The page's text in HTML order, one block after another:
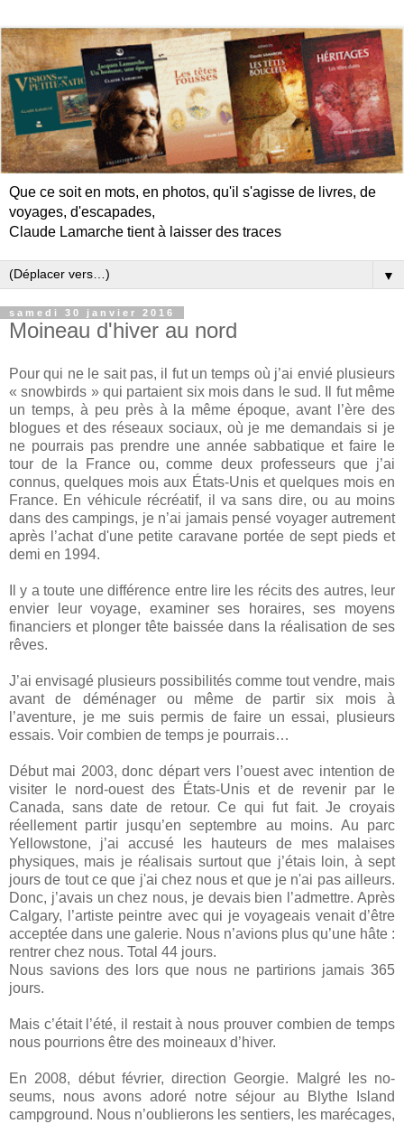
Que ce soit en mots, en photos, qu'il s'agisse de livres, de
voyages, d'escapades,
Claude Lamarche tient à laisser des traces
▼
samedi 30 janvier 2016
Moineau d'hiver au nord
Pour qui ne le sait pas, il fut un temps où j’ai envié plusieurs
« snowbirds » qui partaient six mois dans le sud. Il fut même
un temps, à peu près à la même époque, avant l’ère des
blogues et des réseaux sociaux, où je me demandais si je
ne pourrais pas prendre une année sabbatique et faire le
tour de la France ou, comme deux professeurs que j’ai
connus, quelques mois aux États-Unis et quelques mois en
France. En véhicule récréatif, il va sans dire, ou au moins
dans des campings, je n’ai jamais pensé voyager autrement
après l’achat d'une petite caravane portée de sept pieds et
demi en 1994.
Il y a toute une différence entre lire les récits des autres, leur
envier leur voyage, examiner ses horaires, ses moyens
financiers et plonger tête baissée dans la réalisation de ses
rêves.
J’ai envisagé plusieurs possibilités comme tout vendre, mais
avant de déménager ou même de partir six mois à
l’aventure, je me suis permis de faire un essai, plusieurs
essais. Voir combien de temps je pourrais…
Début mai 2003, donc départ vers l’ouest avec intention de
visiter le nord-ouest des États-Unis et de revenir par le
Canada, sans date de retour. Ce qui fut fait. Je croyais
réellement partir jusqu’en septembre au moins. Au parc
Yellowstone, j’ai accusé les hauteurs de mes malaises
physiques, mais je réalisais surtout que j’étais loin, à sept
jours de tout ce que j'ai chez nous et que je n'ai pas ailleurs.
Donc, j’avais un chez nous, je devais bien l’admettre. Après
Calgary, l’artiste peintre avec qui je voyageais venait d’être
acceptée dans une galerie. Nous n’avions plus qu’une hâte :
rentrer chez nous. Total 44 jours.
Nous savions des lors que nous ne partirions jamais 365
jours.
Mais c’était l’été, il restait à nous prouver combien de temps
nous pourrions être des moineaux d’hiver.
En 2008, début février, direction Georgie. Malgré les no-
seums, nous avons adoré notre séjour au Blythe Island
campground. Nous n’oublierons les sentiers, les marécages,